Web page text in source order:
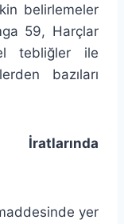
belirlemeler
59, Harçlar
tebliğler ile
bazıları
İratlarında
yer